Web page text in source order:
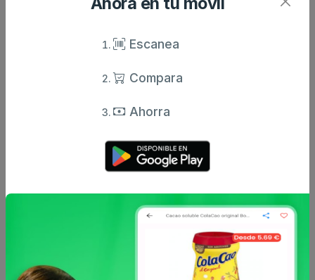
hacendado 2 paquetes
Hacendado
Boquerones al vinagre
hacendado en aceite de
desde5.5 €
Escanea
Compara
Ahorra